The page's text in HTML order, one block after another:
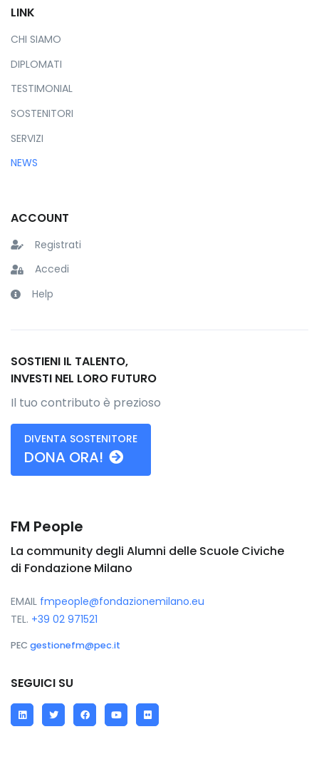
LINK
CHI SIAMO
DIPLOMATI
TESTIMONIAL
SOSTENITORI
SERVIZI
NEWS
ACCOUNT
Registrati
Accedi
Help
SOSTIENI IL TALENTO,
INVESTI NEL LORO FUTURO
Il tuo contributo è prezioso
DIVENTA SOSTENITORE
DONA ORA!
FM People
La community degli Alumni delle Scuole Civiche
di Fondazione Milano
EMAIL fmpeople@fondazionemilano.eu
TEL. +39 02 971521
PEC gestionefm@pec.it
SEGUICI SU
LinkedInTwitterFacebookYouTube
Flickr